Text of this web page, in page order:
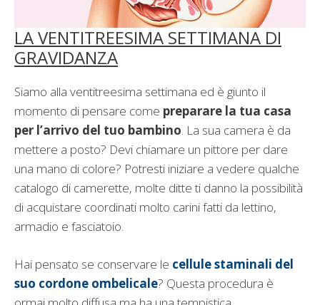
LA VENTITREESIMA SETTIMANA DI
GRAVIDANZA
Siamo alla ventitreesima settimana ed è giunto il
momento di pensare come preparare la tua casa
per l’arrivo del tuo bambino. La sua camera è da
mettere a posto? Devi chiamare un pittore per dare
una mano di colore? Potresti iniziare a vedere qualche
catalogo di camerette, molte ditte ti danno la possibilità
di acquistare coordinati molto carini fatti da lettino,
armadio e fasciatoio.
Hai pensato se conservare le cellule staminali del
suo cordone ombelicale? Questa procedura è